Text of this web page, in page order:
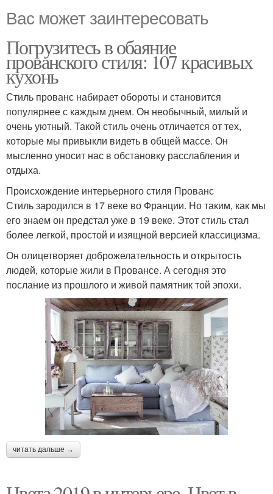
Вас может заинтересовать
Погрузитесь в обаяние
прованского стиля: 107 красивых
кухонь
Стиль прованс набирает обороты и становится
популярнее с каждым днем. Он необычный, милый и
очень уютный. Такой стиль очень отличается от тех,
которые мы привыкли видеть в общей массе. Он
мысленно уносит нас в обстановку расслабления и
отдыха.
Происхождение интерьерного стиля Прованс
Стиль зародился в 17 веке во Франции. Но таким, как мы
его знаем он предстал уже в 19 веке. Этот стиль стал
более легкой, простой и изящной версией классицизма.
Он олицетворяет доброжелательность и открытость
людей, которые жили в Провансе. А сегодня это
послание из прошлого и живой памятник той эпохи.
читать дальше →